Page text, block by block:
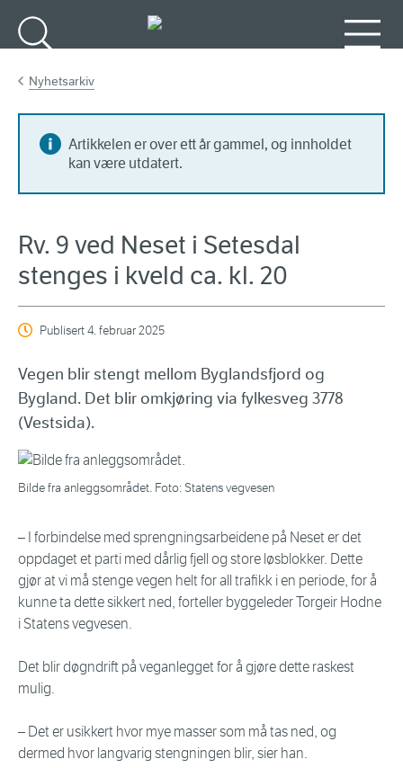
Nyhetsarkiv
Artikkelen er over ett år gammel, og innholdet
kan være utdatert.
Rv. 9 ved Neset i Setesdal
stenges i kveld ca. kl. 20
Publisert4. februar 2025
Vegen blir stengt mellom Byglandsfjord og
Bygland. Det blir omkjøring via fylkesveg 3778
(Vestsida).
Bilde fra anleggsområdet. Foto: Statens vegvesen
– I forbindelse med sprengningsarbeidene på Neset er det
oppdaget et parti med dårlig fjell og store løsblokker. Dette
gjør at vi må stenge vegen helt for all trafikk i en periode, for å
kunne ta dette sikkert ned, forteller byggeleder Torgeir Hodne
i Statens vegvesen.
Det blir døgndrift på veganlegget for å gjøre dette raskest
mulig.
– Det er usikkert hvor mye masser som må tas ned, og
dermed hvor langvarig stengningen blir, sier han.